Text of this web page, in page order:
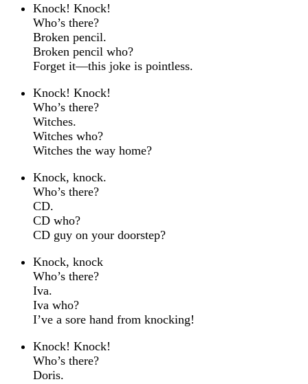
Knock! Knock!
Who’s there?
Broken pencil.
Broken pencil who?
Forget it—this joke is pointless.
Knock! Knock!
Who’s there?
Witches.
Witches who?
Witches the way home?
Knock, knock.
Who’s there?
CD.
CD who?
CD guy on your doorstep?
Knock, knock
Who’s there?
Iva.
Iva who?
I’ve a sore hand from knocking!
Knock! Knock!
Who’s there?
Doris.